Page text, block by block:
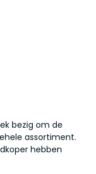
bezig om de
assortiment.
hebben